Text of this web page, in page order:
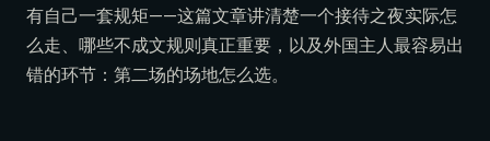
有自己一套规矩——这篇文章讲清楚一个接待之夜实际怎
么走、哪些不成文规则真正重要，以及外国主人最容易出
错的环节：第二场的场地怎么选。